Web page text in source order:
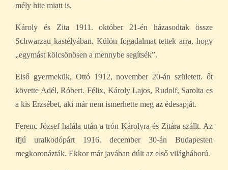
mély hite miatt is.
Károly és Zita 1911. október 21-én házasodtak össze
Schwarzau kastélyában. Külön fogadalmat tettek arra, hogy
„egymást kölcsönösen a mennybe segítsék”.
Első gyermekük, Ottó 1912, november 20-án született. őt
követte Adél, Róbert. Félix, Károly Lajos, Rudolf, Sarolta es
a kis Erzsébet, aki már nem ismerhette meg az édesapját.
Ferenc József halála után a trón Károlyra és Zitára szállt. Az
ifjú uralkodópárt 1916. december 30-án Budapesten
megkoronázták. Ekkor már javában dúlt az első világháború.